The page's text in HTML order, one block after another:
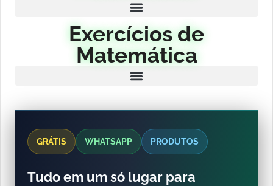
Exercícios de
Matemática
GRÁTIS WHATSAPP PRODUTOS
Tudo em um só lugar para